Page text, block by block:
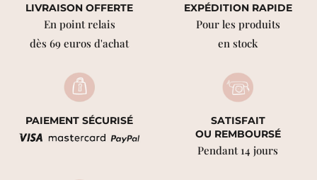
LIVRAISON OFFERTE
En point relais
dès 69 euros d'achat
EXPÉDITION RAPIDE
Pour les produits
en stock
PAIEMENT SÉCURISÉ
SATISFAIT
OU REMBOURSÉ
Pendant 14 jours